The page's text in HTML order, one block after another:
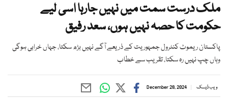
ملک درست سمت میں نہیں جارہا اسی لیے
حکومت کا حصہ نہیں ہوں، سعد رفیق
پاکستان ریموٹ کنٹرول جمہوریت کے ذریعے آگے نہیں بڑھ سکتا، جہاں خرابی ہوگی
وہاں چپ نہیں رہ سکتا، تقریب سے خطاب
ویب ڈیسک December 28, 2024